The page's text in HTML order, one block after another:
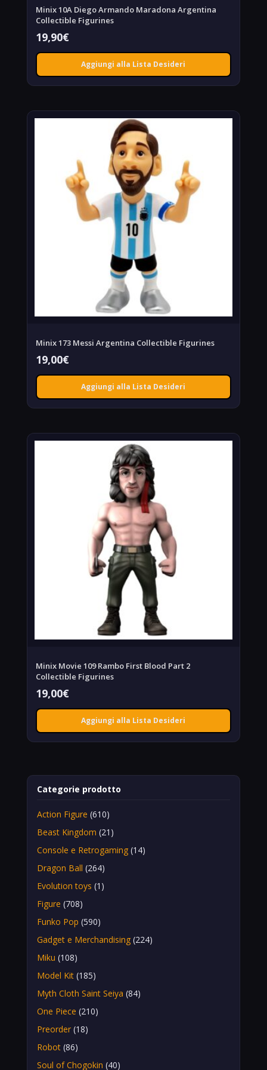
Minix 10A Diego Armando Maradona Argentina
Collectible Figurines
19,90€
Aggiungi alla Lista Desideri
Minix 173 Messi Argentina Collectible Figurines
19,00€
Aggiungi alla Lista Desideri
Minix Movie 109 Rambo First Blood Part 2
Collectible Figurines
19,00€
Aggiungi alla Lista Desideri
Categorie prodotto
Action Figure (610)
Beast Kingdom (21)
Console e Retrogaming (14)
Dragon Ball (264)
Evolution toys (1)
Figure (708)
Funko Pop (590)
Gadget e Merchandising (224)
Miku (108)
Model Kit (185)
Myth Cloth Saint Seiya (84)
One Piece (210)
Preorder (18)
Robot (86)
Soul of Chogokin (40)